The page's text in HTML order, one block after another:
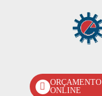
ORÇAMENTO
ONLINE